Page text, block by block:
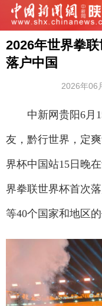
2026年世界拳
落户中国
2026年06
中新网贵阳6月15
友，黔行世界，定
界杯中国站15日晚
界拳联世界杯首次
等40个国家和地区的